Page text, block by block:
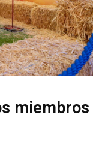
miembros